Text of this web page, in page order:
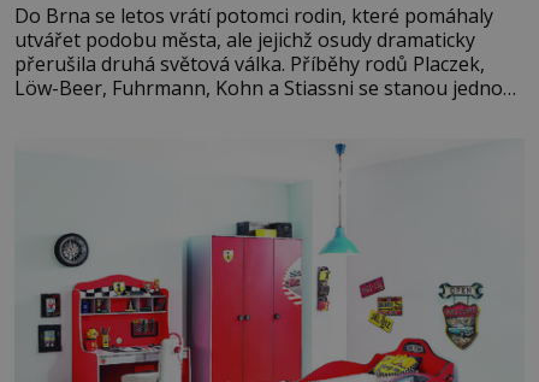
Do Brna se letos vrátí potomci rodin, které pomáhaly
utvářet podobu města, ale jejichž osudy dramaticky
přerušila druhá světová válka. Příběhy rodů Placzek,
Löw-Beer, Fuhrmann, Kohn a Stiassni se stanou jednou
jednoduché. Místa, která si člověk pamatuje z rodinných